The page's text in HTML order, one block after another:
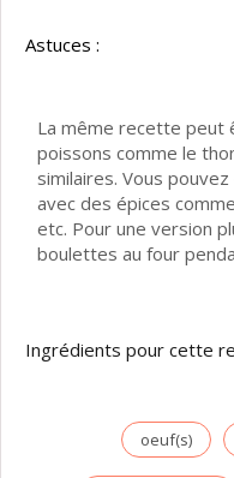
Astuces :
La même recette peut
poissons comme le
similaires. Vous
avec des épices
etc. Pour une version
boulettes au four
Ingrédients pour cette
oeuf(s)